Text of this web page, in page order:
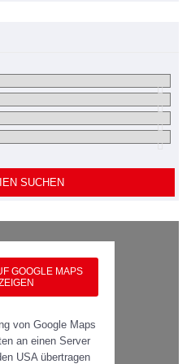
SUCHEN
GOOGLE MAPS
von Google Maps
an einen Server
USA übertragen